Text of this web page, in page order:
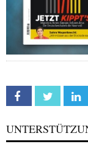
Facebook Twitter